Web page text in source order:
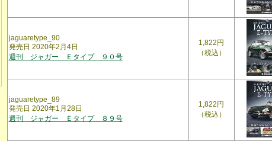
jaguaretype_90
発売日 2020年2月4日
週刊 ジャガー Ｅタイプ ９０号
1,822円
（税込）
jaguaretype_89
発売日 2020年1月28日
週刊 ジャガー Ｅタイプ ８９号
1,822円
（税込）